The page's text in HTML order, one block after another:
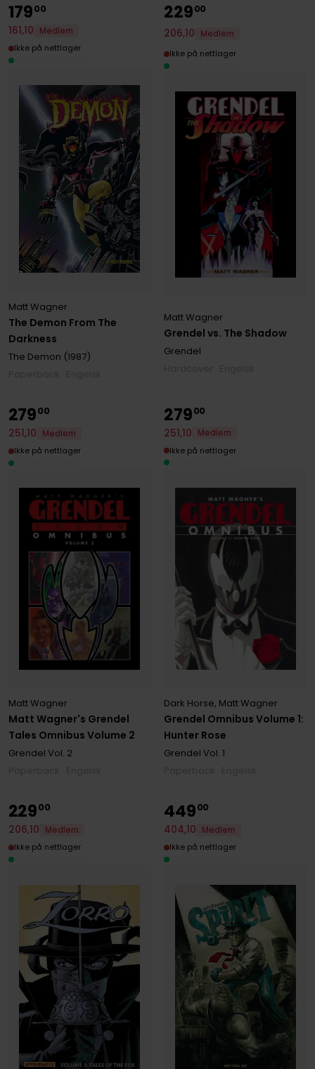
The Demon From The
Darkness
Matt Wagner
The Demon (1987)
17900
161,10
Medlem
Ikke på nettlager
Grendel vs. The Shadow
Matt Wagner
Grendel
22900
206,10
Medlem
Ikke på nettlager
Matt Wagner's Grendel
Tales Omnibus Volume 2
Matt Wagner
Grendel Vol. 2
27900
251,10
Medlem
Ikke på nettlager
Grendel Omnibus Volume 1:
Hunter Rose
Dark Horse, Matt Wagner
Grendel Vol. 1
27900
251,10
Medlem
Ikke på nettlager
22900
206,10
Medlem
Ikke på nettlager
44900
404,10
Medlem
Ikke på nettlager